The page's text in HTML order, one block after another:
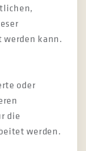
kann.
oder
die
werden.